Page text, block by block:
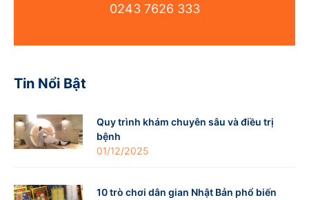
0243 7626 333
Tin Nổi Bật
Quy trình khám chuyên sâu và điều trị
bệnh
01/12/2025
10 trò chơi dân gian Nhật Bản phổ biến